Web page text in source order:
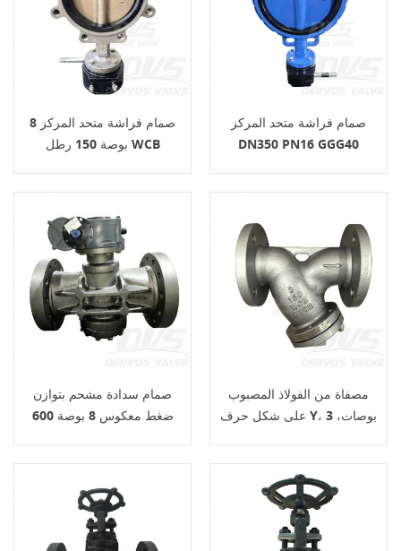
صمام فراشة متحد المركز 8
بوصة 150 رطل WCB
صمام فراشة متحد المركز
DN350 PN16 GGG40
صمام سدادة مشحم بتوازن
ضغط معكوس 8 بوصة 600
مصفاة من الفولاذ المصبوب
على شكل حرف Y، 3 بوصات،